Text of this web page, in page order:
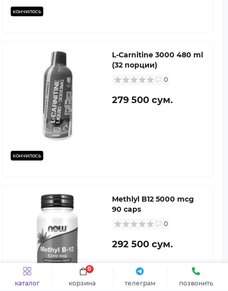
каталог телеграм позвонить
корзина
0
кончилось
кончилось
L-Carnitine 3000 480 ml
(32 порции)
0
279 500 сум.
Methlyl B12 5000 mcg
90 caps
0
292 500 сум.